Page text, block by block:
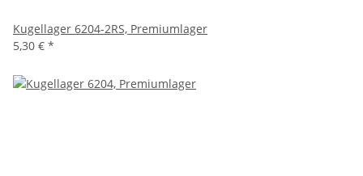
Kugellager 6204-2RS, Premiumlager
5,30 € *